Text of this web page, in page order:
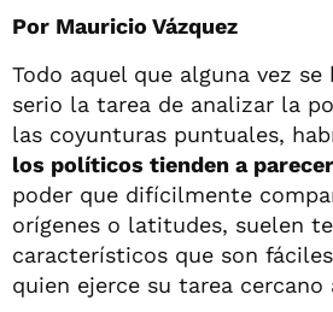
Por Mauricio Vázquez
Todo aquel que alguna vez se
serio la tarea de analizar la
las coyunturas puntuales,
los políticos tienden a
poder que difícilmente
orígenes o latitudes, suelen
característicos que son
quien ejerce su tarea cercano